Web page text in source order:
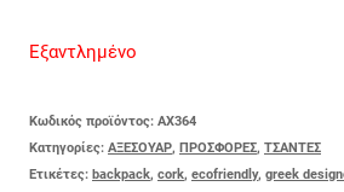
Εξαντλημένο
Κωδικός προϊόντος: AX364
Κατηγορίες: ΑΞΕΣΟΥΑΡ, ΠΡΟΣΦΟΡΕΣ, ΤΣΑΝΤΕΣ
Ετικέτες: backpack, cork, ecofriendly, greek